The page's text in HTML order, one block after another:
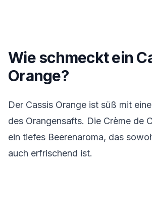
Wie schmeckt ein
Orange?
Der Cassis Orange ist süß mit
des Orangensafts. Die Crème de
ein tiefes Beerenaroma, das
auch erfrischend ist.